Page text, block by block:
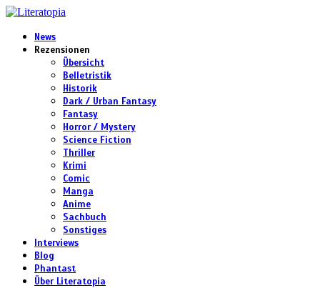
News
Rezensionen
Übersicht
Belletristik
Historik
Dark / Urban Fantasy
Fantasy
Horror / Mystery
Science Fiction
Thriller
Krimi
Comic
Manga
Anime
Sachbuch
Sonstiges
Interviews
Blog
Phantast
Über Literatopia